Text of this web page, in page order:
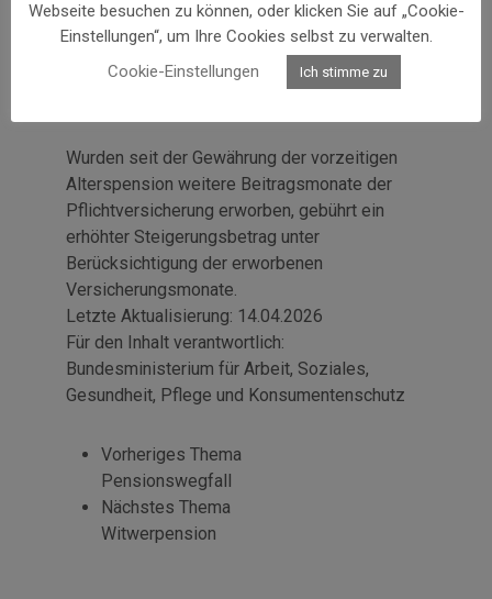
Regelpensionsalter ausbezahlt und geht
anschließend, ohne Änderung der Höhe, in eine
"normale"Alterspensionüber.
Wurden seit der Gewährung der vorzeitigen
Alterspension weitere Beitragsmonate der
Pflichtversicherung erworben, gebührt ein
erhöhter Steigerungsbetrag unter
Berücksichtigung der erworbenen
Versicherungsmonate.
Letzte Aktualisierung: 14.04.2026
Für den Inhalt verantwortlich:
Bundesministerium für Arbeit, Soziales,
Gesundheit, Pflege und Konsumentenschutz
Vorheriges Thema
Pensionswegfall
Nächstes Thema
Witwerpension
Webseite besuchen zu können, oder klicken Sie auf „Cookie-
Einstellungen“, um Ihre Cookies selbst zu verwalten.
Cookie-Einstellungen
Ich stimme zu